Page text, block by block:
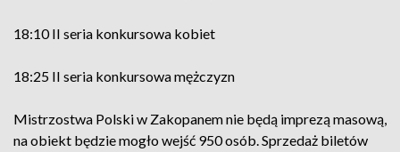
18:10 II seria konkursowa kobiet
18:25 II seria konkursowa mężczyzn
Mistrzostwa Polski w Zakopanem nie będą imprezą masową,
na obiekt będzie mogło wejść 950 osób. Sprzedaż biletów